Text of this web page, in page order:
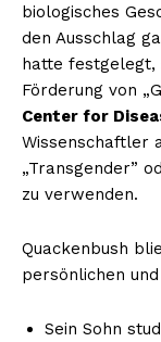
biologisches
den Ausschlag
hatte festgelegt,
Förderung von
Center for
Wissenschaftler
„Transgender”
zu verwenden.
Quackenbush
persönlichen
Sein Sohn